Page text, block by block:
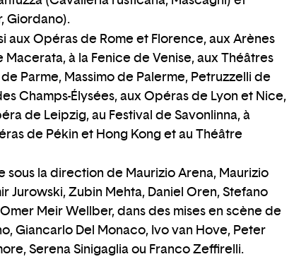
Giordano).
aux Opéras de Rome et Florence, aux Arènes
à la Fenice de Venise, aux Théâtres
Parme, Massimo de Palerme, Petruzzelli de
Champs-Élysées, aux Opéras de Lyon et Nice,
de Leipzig, au Festival de Savonlinna, à
de Pékin et Hong Kong et au Théâtre
sous la direction de Maurizio Arena, Maurizio
Jurowski, Zubin Mehta, Daniel Oren, Stefano
Meir Wellber, dans des mises en scène de
Giancarlo Del Monaco, Ivo van Hove, Peter
Serena Sinigaglia ou Franco Zeffirelli.